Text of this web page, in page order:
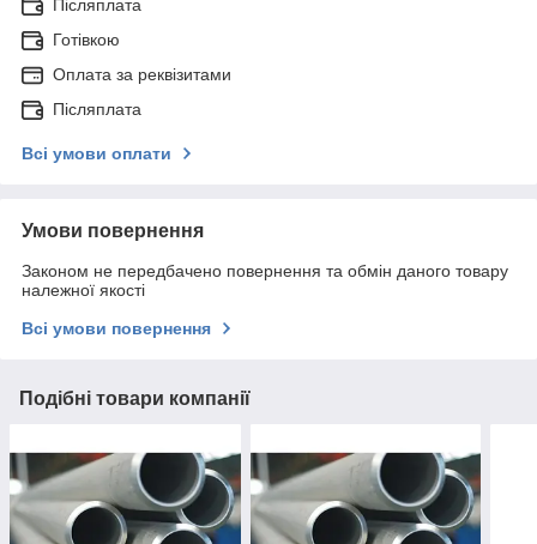
Післяплата
Готівкою
Оплата за реквізитами
Післяплата
Всі умови оплати
Умови повернення
Законом не передбачено повернення та обмін даного товару
належної якості
Всі умови повернення
Подібні товари компанії